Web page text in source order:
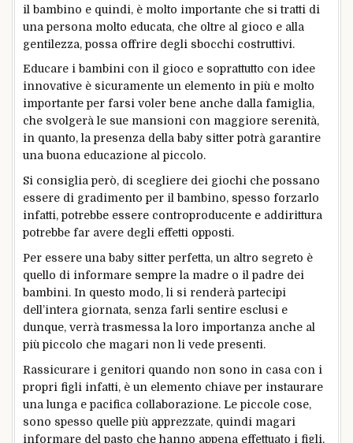
il bambino e quindi, è molto importante che si tratti di
una persona molto educata, che oltre al gioco e alla
gentilezza, possa offrire degli sbocchi costruttivi.
Educare i bambini con il gioco e soprattutto con idee
innovative è sicuramente un elemento in più e molto
importante per farsi voler bene anche dalla famiglia,
che svolgerà le sue mansioni con maggiore serenità,
in quanto, la presenza della baby sitter potrà garantire
una buona educazione al piccolo.
Si consiglia però, di scegliere dei giochi che possano
essere di gradimento per il bambino, spesso forzarlo
infatti, potrebbe essere controproducente e addirittura
potrebbe far avere degli effetti opposti.
Per essere una baby sitter perfetta, un altro segreto è
quello di informare sempre la madre o il padre dei
bambini. In questo modo, li si renderà partecipi
dell’intera giornata, senza farli sentire esclusi e
dunque, verrà trasmessa la loro importanza anche al
più piccolo che magari non li vede presenti.
Rassicurare i genitori quando non sono in casa con i
propri figli infatti, è un elemento chiave per instaurare
una lunga e pacifica collaborazione. Le piccole cose,
sono spesso quelle più apprezzate, quindi magari
informare del pasto che hanno appena effettuato i figli,